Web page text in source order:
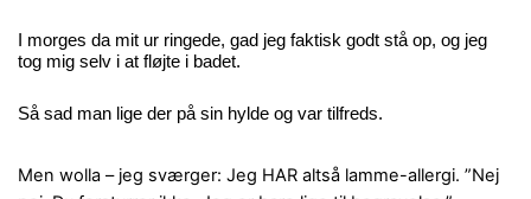
I morges da mit ur ringede, gad jeg faktisk godt stå op, og jeg
tog mig selv i at fløjte i badet.
Så sad man lige der på sin hylde og var tilfreds.
Men wolla – jeg sværger: Jeg HAR altså lamme-allergi. ”Nej